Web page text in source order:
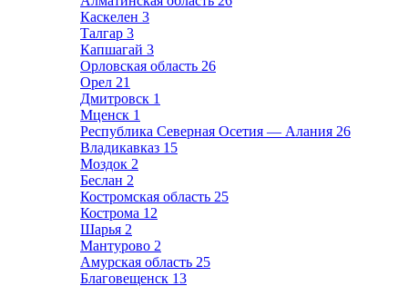
Каскелен 3
Талгар 3
Капшагай 3
Орловская область 26
Орел 21
Дмитровск 1
Мценск 1
Республика Северная Осетия — Алания 26
Владикавказ 15
Моздок 2
Беслан 2
Костромская область 25
Кострома 12
Шарья 2
Мантурово 2
Амурская область 25
Благовещенск 13